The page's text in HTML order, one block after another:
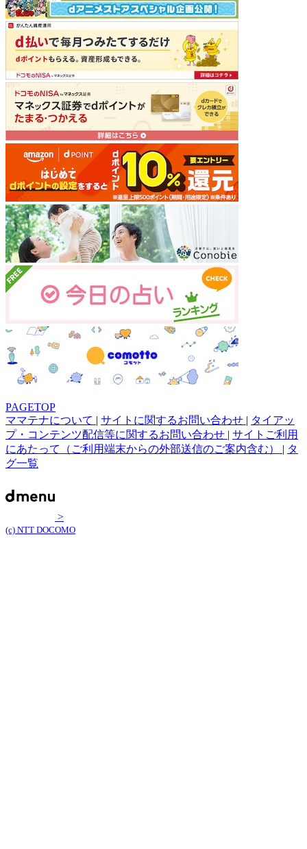
PAGETOP
ママテナについて | サイトに関するお問い合わせ | タイアッ
プ・コンテンツ配信等に関するお問い合わせ | サイトご利用
にあたって（ご利用端末からの外部送信のご案内含む） | タ
グ一覧
>
(c) NTT DOCOMO